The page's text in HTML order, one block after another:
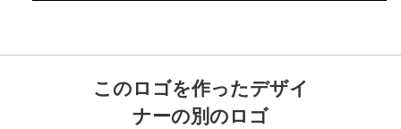
このロゴを作ったデザイ
ナーの別のロゴ